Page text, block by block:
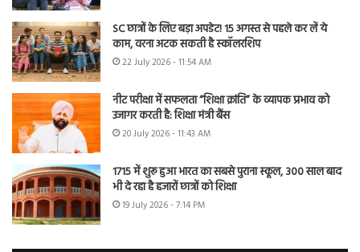
SC छात्रों के लिए बड़ा अपडेट! 15 अगस्त से पहले कर लें ये
काम, वरना अटक सकती है स्कॉलरशिप
22 July 2026 - 11:54 AM
नीट परीक्षा में सफलता “शिक्षा क्रांति” के व्यापक प्रभाव को
उजागर करती है: शिक्षा मंत्री बैंस
20 July 2026 - 11:43 AM
1715 में शुरू हुआ भारत का सबसे पुराना स्कूल, 300 साल बाद
भी दे रहा है हजारों छात्रों को शिक्षा
19 July 2026 - 7:14 PM